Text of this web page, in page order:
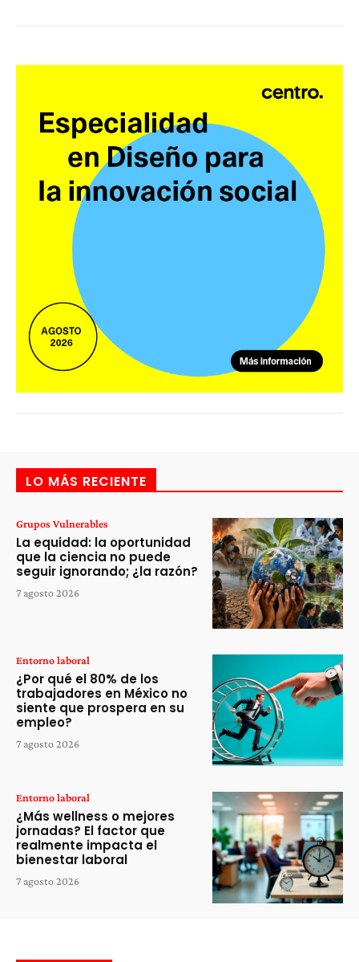
LO MÁS RECIENTE
Grupos Vulnerables
La equidad: la oportunidad
que la ciencia no puede
seguir ignorando; ¿la razón?
7 agosto 2026
Entorno laboral
¿Por qué el 80% de los
trabajadores en México no
siente que prospera en su
empleo?
7 agosto 2026
Entorno laboral
¿Más wellness o mejores
jornadas? El factor que
realmente impacta el
bienestar laboral
7 agosto 2026